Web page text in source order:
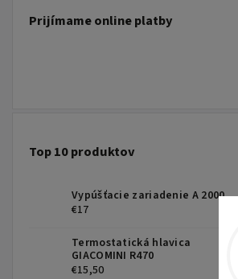
Prijímame online platby
Top 10 produktov
Vypúšťacie zariadenie A 2000
€17
Termostatická hlavica
GIACOMINI R470
€15,50